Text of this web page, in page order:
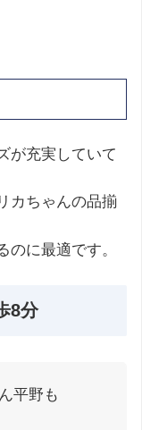
が充実していて
カちゃんの品揃
のに最適です。
8分
平野も